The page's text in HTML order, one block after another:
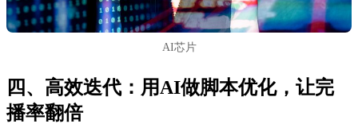
AI芯片
四、高效迭代：用AI做脚本优化，让完
播率翻倍